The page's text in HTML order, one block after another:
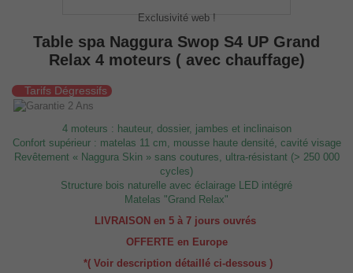
Exclusivité web !
Table spa Naggura Swop S4 UP Grand
Relax 4 moteurs ( avec chauffage)
Tarifs Dégressifs
4 moteurs : hauteur, dossier, jambes et inclinaison
Confort supérieur : matelas 11 cm, mousse haute densité, cavité visage
Revêtement « Naggura Skin » sans coutures, ultra-résistant (> 250 000
cycles)
Structure bois naturelle avec éclairage LED intégré
Matelas "Grand Relax"
LIVRAISON en 5 à 7 jours ouvrés
OFFERTE en Europe
*( Voir description détaillé ci-dessous )